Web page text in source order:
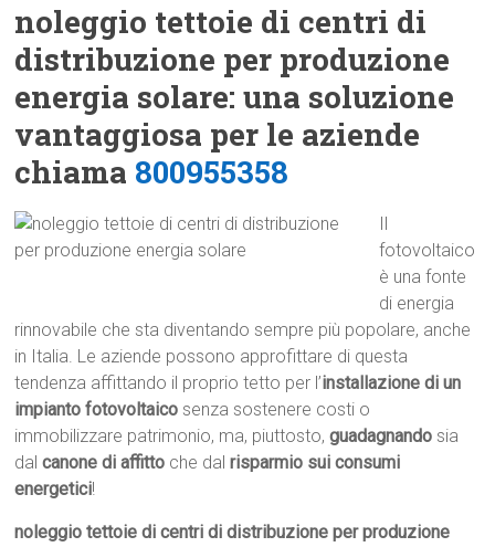
noleggio tettoie di centri di
distribuzione per produzione
energia solare: una soluzione
vantaggiosa per le aziende
chiama 800955358
fotovoltaico
è una fonte
di energia
rinnovabile che sta diventando sempre più popolare, anche
in Italia. Le aziende possono approfittare di questa
tendenza affittando il proprio tetto per l’installazione di un
impianto fotovoltaico senza sostenere costi o
immobilizzare patrimonio, ma, piuttosto,guadagnando sia
dalcanone di affitto che dalrisparmio sui consumi
energetici!
noleggio tettoie di centri di distribuzione per produzione